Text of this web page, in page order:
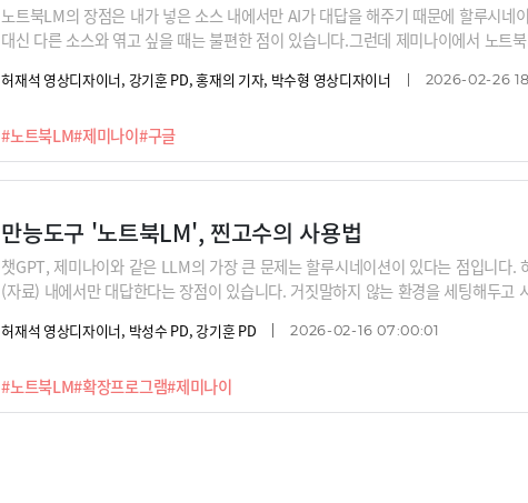
#노트북LM#제미나이#구글
노트북LM의 장점은 내가 넣은 소스 내에서만 AI가 대답을 해주기 때문에 할루시네
대신 다른 소스와 엮고 싶을 때는 불편한 점이 있습니다.그런데 제미나이에서 노트
고수들은 이처럼 노트북LM 내에서만 머무는 것이 아니라 다양한 서비스의 장점만을
요, 노트북LM이 만들어주는 오디오 팟캐스트 청취 도중 사용자가 참여 버튼을 누르
라디오에 시청자 연결을 하듯이 내가 참여해서 토론을 주고 받을 수 있는거죠. 이
용법이 생겨날 것 같습니다.
허재석 영상디자이너, 강기훈 PD, 홍재의 기자, 박수형 영상디자이너 2026-02-26
만능도구 '노트북LM', 찐고수의 사용법
#노트북LM#확장프로그램#제미나이
챗GPT, 제미나이와 같은 LLM의 가장 큰 문제는 할루시네이션이 있다는 점입니다.
(자료) 내에서만 대답한다는 장점이 있습니다. 거짓말하지 않는 환경을 세팅해두고
마녀’'라 불리는 김민정 이사로부터 노트북LM과 브라우저 플러그인을 결합해 자유
허재석 영상디자이너, 박성수 PD, 강기훈 PD 2026-02-16 07:00:01